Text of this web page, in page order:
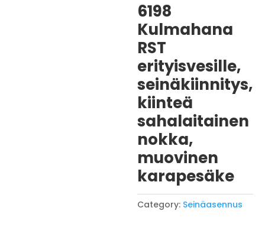
6198
Kulmahana
RST
erityisvesille,
seinäkiinnitys,
kiinteä
sahalaitainen
nokka,
muovinen
karapesäke
Category: Seinäasennus